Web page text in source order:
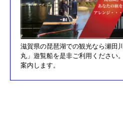
H30/3/3釣果情報更新しました
H30/2/17釣果情報更新しました
H30/2/8釣果情報更新しました
H29/12/10オーナズカップ更新
滋賀県の琵琶湖での観光なら瀬田
丸」遊覧船を是非ご利用ください
案内します。